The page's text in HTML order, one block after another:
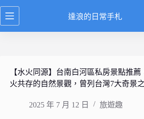
跳
至
達浪的日常手札
【水火同源】台南白河區私房景點推
火共存的自然景觀，曾列台灣7大奇景之
2025 年 7 月 12 日 旅遊趣